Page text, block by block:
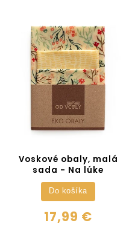
Voskové obaly, malá
sada - Na lúke
17,99 €
Do košíka